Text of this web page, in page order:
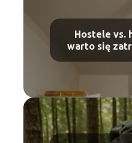
Hostele vs.
warto się